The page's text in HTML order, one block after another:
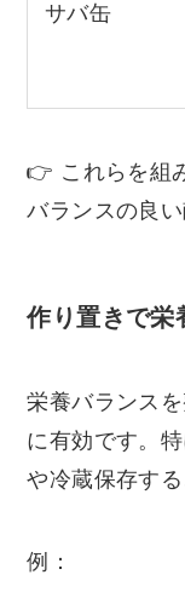
サバ缶
👉 これらを組
バランスの良
作り置きで栄
栄養バランス
に有効です。
や冷蔵保存す
例：